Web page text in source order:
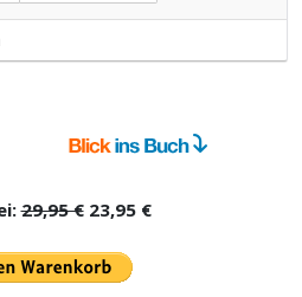
29,95 €23,95 €